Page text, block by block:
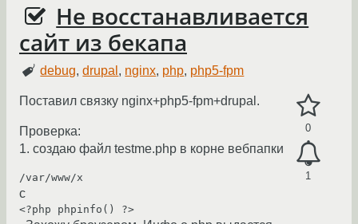
Не восстанавливается
сайт из бекапа
debug,drupal , nginx, php, php5-fpm
0
1
Поставил связку nginx+php5-fpm+drupal.
Проверка:
1. создаю файл testme.php в корне вебпапки
/var/www/x
с
<?php phpinfo() ?>